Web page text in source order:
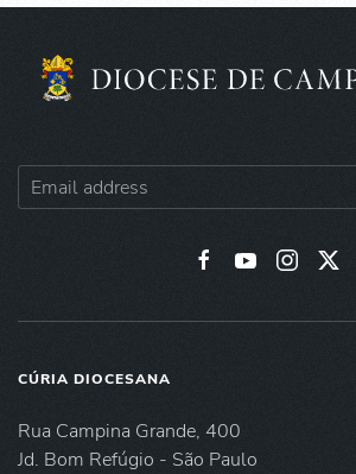
CÚRIA DIOCESANA
Rua Campina Grande, 400
Jd. Bom Refúgio - São Paulo